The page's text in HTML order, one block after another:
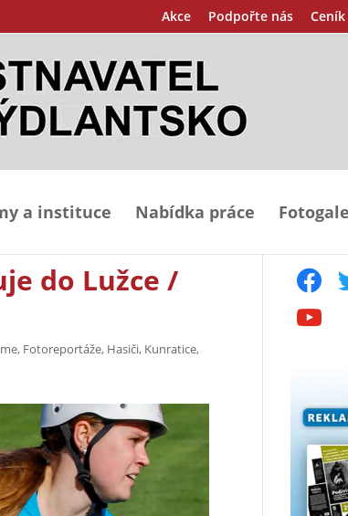
Akce Podpořte nás
a instituce Nabídka práce
do Lužce /
, Fotoreportáže, Hasiči, Kunratice,
facebook
youtube